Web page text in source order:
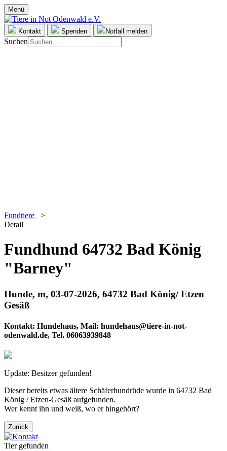
Menü
Kontakt Spenden Notfall melden
Suchen
Fundtiere
>
Detail
Fundhund 64732 Bad König
"Barney"
Hunde, m, 03-07-2026, 64732 Bad König/ Etzen
Gesäß
Kontakt: Hundehaus, Mail: hundehaus@tiere-in-not-
odenwald.de, Tel. 06063939848
Update: Besitzer gefunden!
Dieser bereits etwas ältere Schäferhundrüde wurde in 64732 Bad
König / Etzen-Gesäß aufgefunden.
Wer kennt ihn und weiß, wo er hingehört?
Zurück
Tier gefunden